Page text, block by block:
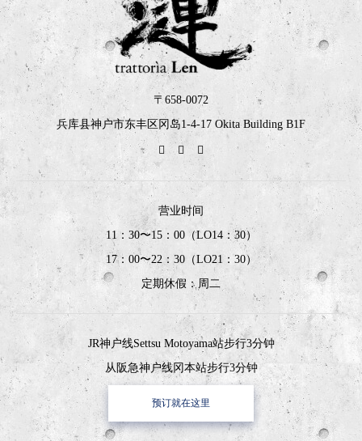
〒658-0072
兵库县神户市东丰区冈岛1-4-17 Okita Building B1F
营业时间
11：30〜15：00（LO14：30）
17：00〜22：30（LO21：30）
定期休假：周二
JR神户线Settsu Motoyama站步行3分钟
从阪急神户线冈本站步行3分钟
预订就在这里